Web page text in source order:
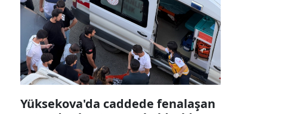
Yüksekova'da caddede fenalaşan